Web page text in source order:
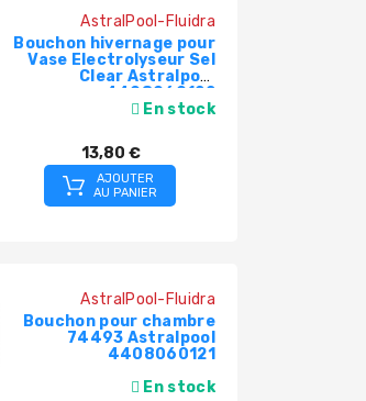
AstralPool-Fluidra
Bouchon hivernage pour
Vase Electrolyseur Sel
Clear Astralpool
4408060122
En stock
13,80 €
AJOUTER
AU PANIER
AstralPool-Fluidra
Bouchon pour chambre
74493 Astralpool
4408060121
En stock